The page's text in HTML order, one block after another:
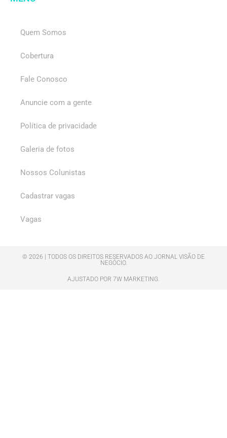
Quem Somos
Cobertura
Fale Conosco
Anuncie com a gente
Política de privacidade
Galeria de fotos
Nossos Colunistas
Cadastrar vagas
Vagas
© 2026 | TODOS OS DIREITOS RESERVADOS AO JORNAL VISÃO DE
NEGÓCIO.
AJUSTADO POR 7W MARKETING.